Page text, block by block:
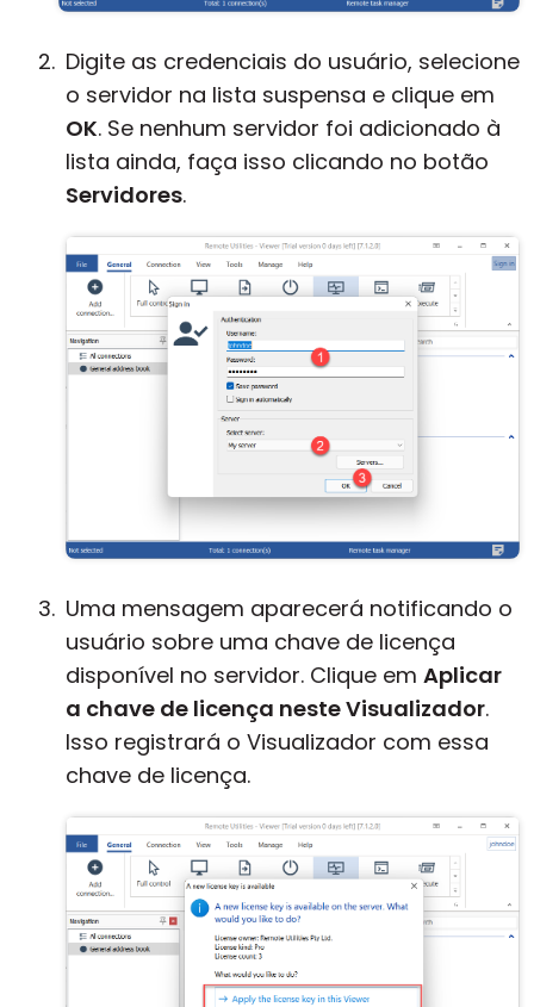
Digite as credenciais do usuário, selecione
o servidor na lista suspensa e clique em
OK. Se nenhum servidor foi adicionado à
lista ainda, faça isso clicando no botão
Servidores.
Uma mensagem aparecerá notificando o
usuário sobre uma chave de licença
disponível no servidor. Clique em Aplicar
a chave de licença neste Visualizador.
Isso registrará o Visualizador com essa
chave de licença.